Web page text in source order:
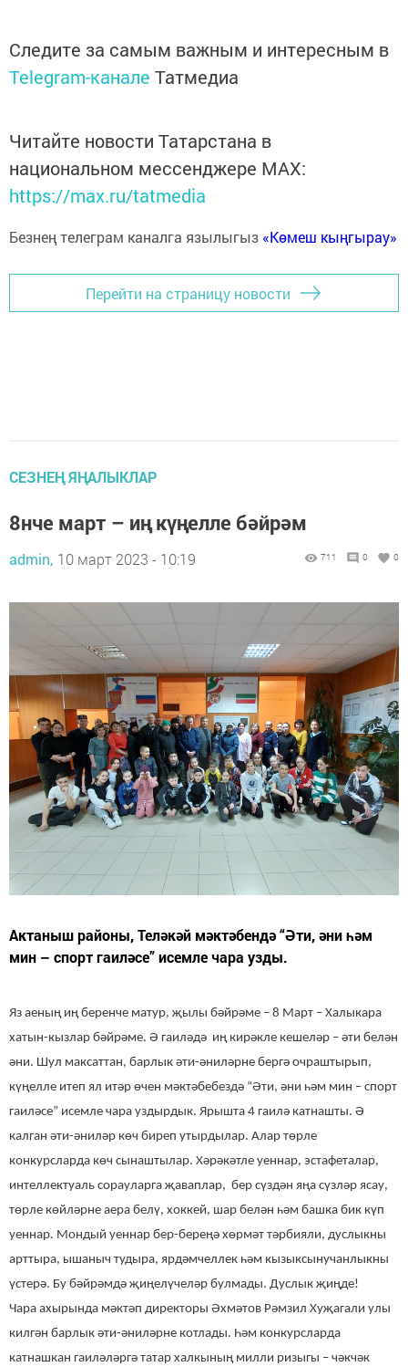
Следите за самым важным и интересным в
Telegram-канале Татмедиа
Читайте новости Татарстана в
национальном мессенджере MАХ:
https://max.ru/tatmedia
Безнең телеграм каналга язылыгыз «Көмеш кыңгырау»
Перейти на страницу новости
СЕЗНЕҢ ЯҢАЛЫКЛАР
8нче март – иң күңелле бәйрәм
admin, 10 март 2023 - 10:19 711 0 0
Актаныш районы, Теләкәй мәктәбендә “Әти, әни һәм
мин – спорт гаиләсе” исемле чара узды.
Яз аеның иң беренче матур, җылы бәйрәме – 8 Март – Халыкара
хатын-кызлар бәйрәме. Ә гаиләдә иң кирәкле кешеләр – әти белән
әни. Шул максаттан, барлык әти-әниләрне бергә очраштырып,
күңелле итеп ял итәр өчен мәктәбебездә “Әти, әни һәм мин – спорт
гаиләсе” исемле чара уздырдык. Ярышта 4 гаилә катнашты. Ә
калган әти-әниләр көч биреп утырдылар. Алар төрле
конкурсларда көч сынаштылар. Хәрәкәтле уеннар, эстафеталар,
интеллектуаль сорауларга җаваплар, бер сүздән яңа сүзләр ясау,
төрле көйләрне аера белү, хоккей, шар белән һәм башка бик күп
уеннар. Мондый уеннар бер-береңә хөрмәт тәрбияли, дуслыкны
арттыра, ышаныч тудыра, ярдәмчеллек һәм кызыксынучанлыкны
үстерә. Бу бәйрәмдә җиңелүчеләр булмады. Дуслык җиңде!
Чара ахырында мәктәп директоры Әхмәтов Рәмзил Хуҗагали улы
килгән барлык әти-әниләрне котлады. Һәм конкурсларда
катнашкан гаиләләргә татар халкының милли ризыгы – чәкчәк